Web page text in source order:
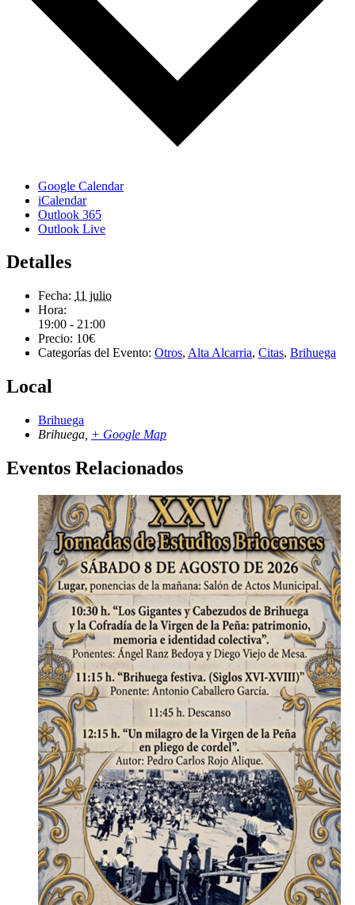
Google Calendar
iCalendar
Outlook 365
Outlook Live
Detalles
Fecha: 11 julio
Hora:
19:00 - 21:00
Precio: 10€
Categorías del Evento: Otros, Alta Alcarria, Citas, Brihuega
Local
Brihuega
Brihuega + Google Map
Eventos Relacionados